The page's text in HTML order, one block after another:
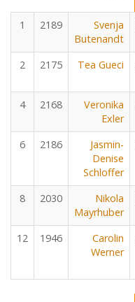
1
2189
Svenja
Butenandt
2 2175 Tea Gueci
4 2168
Veronika
Exler
6 2186
Jasmin-
Denise
Schloffer
8 2030
Nikola
Mayrhuber
12 1946
Carolin
Werner